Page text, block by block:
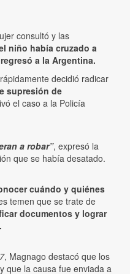
consultó y las
niño había cruzado a
a la Argentina.
decidió radicar
supresión de
el caso a la Policía
a robar”, expresó la
que se había desatado.
cuándo y quiénes
temen que se trate de
documentos y lograr
, Magnago destacó que los
que la causa fue enviada a